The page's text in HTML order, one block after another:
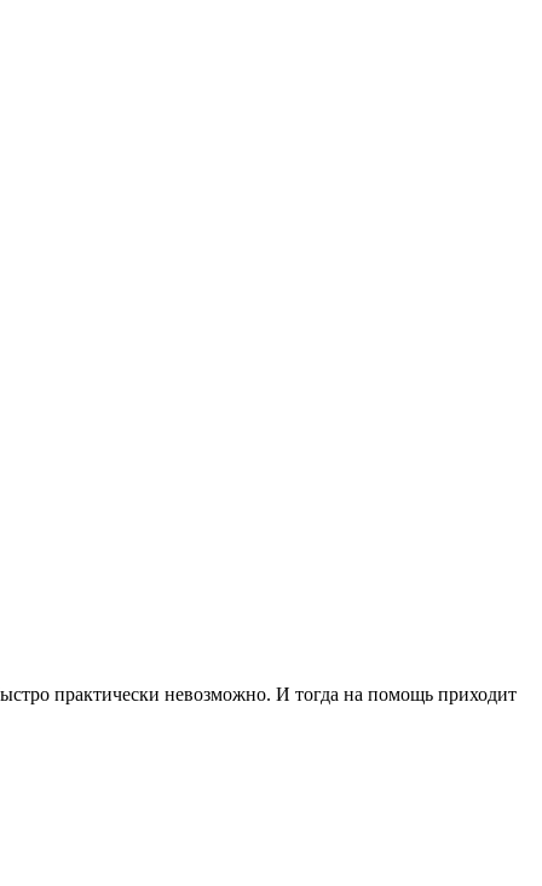
практически невозможно. И тогда на помощь приходит